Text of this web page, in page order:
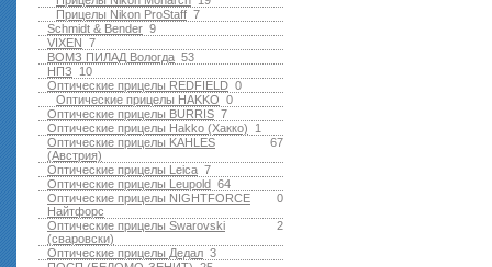
7
Прицелы Nikon ProStaff
9
Schmidt & Bender
7
VIXEN
53
ВОМЗ ПИЛАД Вологда
10
НПЗ
0
Оптические прицелы REDFIELD
0
Оптические прицелы HAKKO
7
Оптические прицелы BURRIS
1
Оптические прицелы Hakko (Хакко)
67
Оптические прицелы KAHLES
(Австрия)
7
Оптические прицелы Leica
64
Оптические прицелы Leupold
0
Оптические прицелы NIGHTFORCE
Найтфорс
2
Оптические прицелы Swarovski
(сваровски)
3
Оптические прицелы Дедал